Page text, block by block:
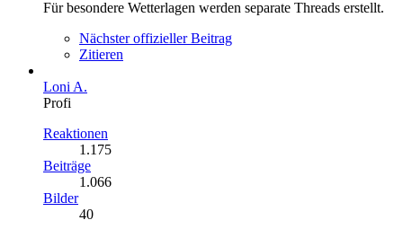
Für besondere Wetterlagen werden separate Threads erstellt.
Nächster offizieller Beitrag
Zitieren
Loni A.
Profi
Reaktionen
1.175
Beiträge
1.066
Bilder
40